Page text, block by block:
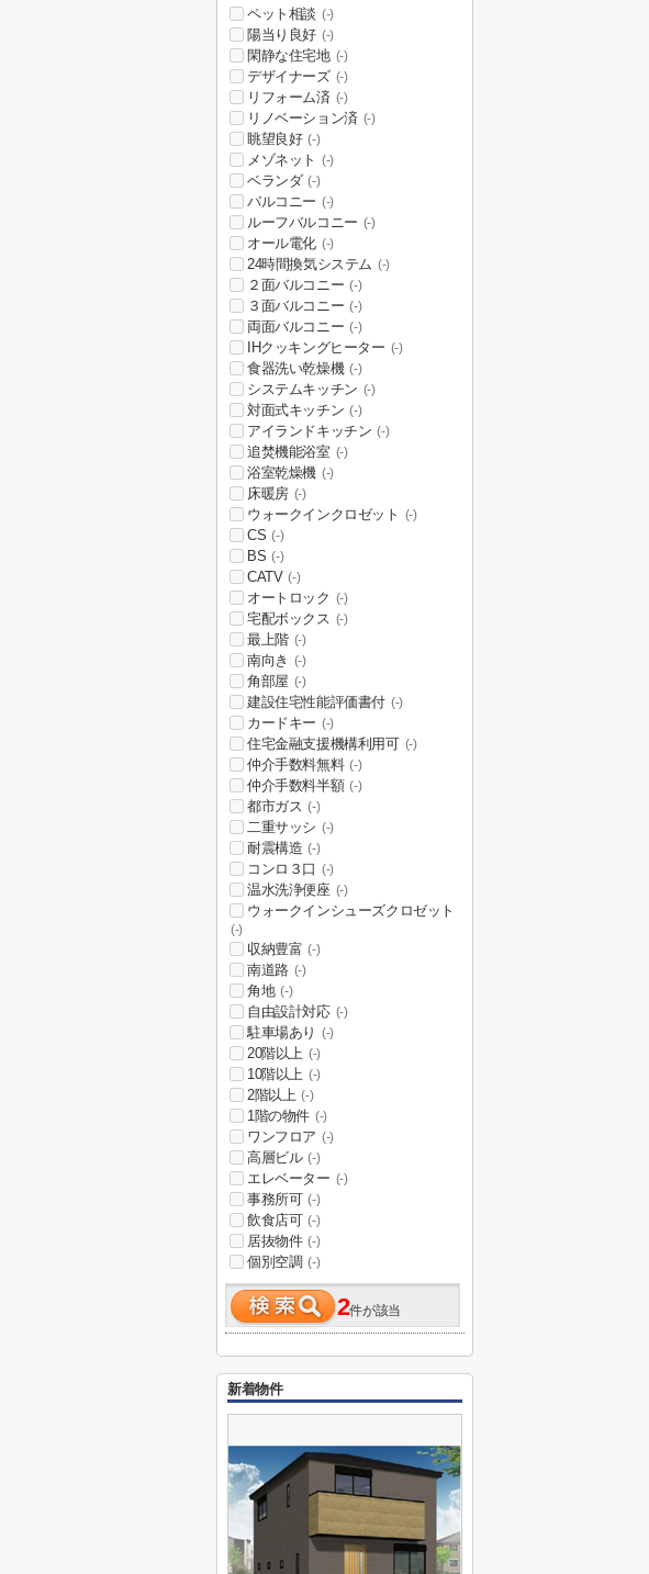
ペット相談 (-)
陽当り良好 (-)
閑静な住宅地 (-)
デザイナーズ (-)
リフォーム済 (-)
リノベーション済 (-)
眺望良好 (-)
メゾネット (-)
ベランダ (-)
バルコニー (-)
ルーフバルコニー (-)
オール電化 (-)
24時間換気システム (-)
２面バルコニー (-)
３面バルコニー (-)
両面バルコニー (-)
IHクッキングヒーター (-)
食器洗い乾燥機 (-)
システムキッチン (-)
対面式キッチン (-)
アイランドキッチン (-)
追焚機能浴室 (-)
浴室乾燥機 (-)
床暖房 (-)
ウォークインクロゼット (-)
CS (-)
BS (-)
CATV (-)
オートロック (-)
宅配ボックス (-)
最上階 (-)
南向き (-)
角部屋 (-)
建設住宅性能評価書付 (-)
カードキー (-)
住宅金融支援機構利用可 (-)
仲介手数料無料 (-)
仲介手数料半額 (-)
都市ガス (-)
二重サッシ (-)
耐震構造 (-)
コンロ３口 (-)
温水洗浄便座 (-)
ウォークインシューズクロゼット
(-)
収納豊富 (-)
南道路 (-)
角地 (-)
自由設計対応 (-)
駐車場あり (-)
20階以上 (-)
10階以上 (-)
2階以上 (-)
1階の物件 (-)
ワンフロア (-)
高層ビル (-)
エレベーター (-)
事務所可 (-)
飲食店可 (-)
居抜物件 (-)
個別空調 (-)
2件が該当
新着物件